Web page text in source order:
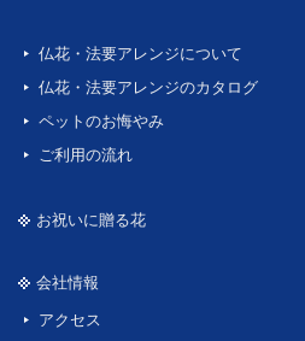
仏花・法要アレンジについて
仏花・法要アレンジのカタログ
ペットのお悔やみ
ご利用の流れ
お祝いに贈る花
会社情報
アクセス